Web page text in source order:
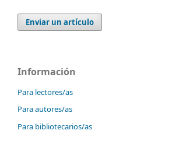
Enviar un artículo
Información
Para lectores/as
Para autores/as
Para bibliotecarios/as